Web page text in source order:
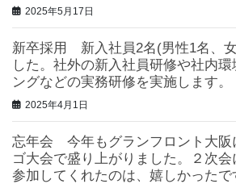
2025年5月17日
新卒採用 新入社員2名(男性1名、
した。社外の新入社員研修や社内環
ングなどの実務研修を実施します。
2025年4月1日
忘年会 今年もグランフロント大阪
ゴ大会で盛り上がりました。２次
参加してくれたのは、嬉しかったで